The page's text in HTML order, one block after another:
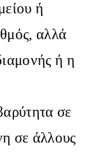
ή
αλλά
ή η
σε
σε άλλους